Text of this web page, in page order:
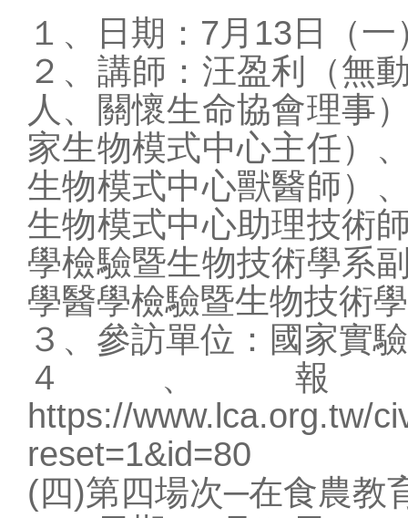
~
１、日期：7月13日（
２、講師：汪盈利（無
人、關懷生命協會理事
家生物模式中心主任）
生物模式中心獸醫師）
生物模式中心助理技術
學檢驗暨生物技術學系
學醫學檢驗暨生物技術
３、參訪單位：國家實
４、報
https://www.lca.org.tw/
reset=1&id=80
(四)第四場次─在食農教